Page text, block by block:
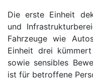
Die erste Einheit
und
Fahrzeuge wie
Einheit drei
sowie sensibles
ist für betroffene